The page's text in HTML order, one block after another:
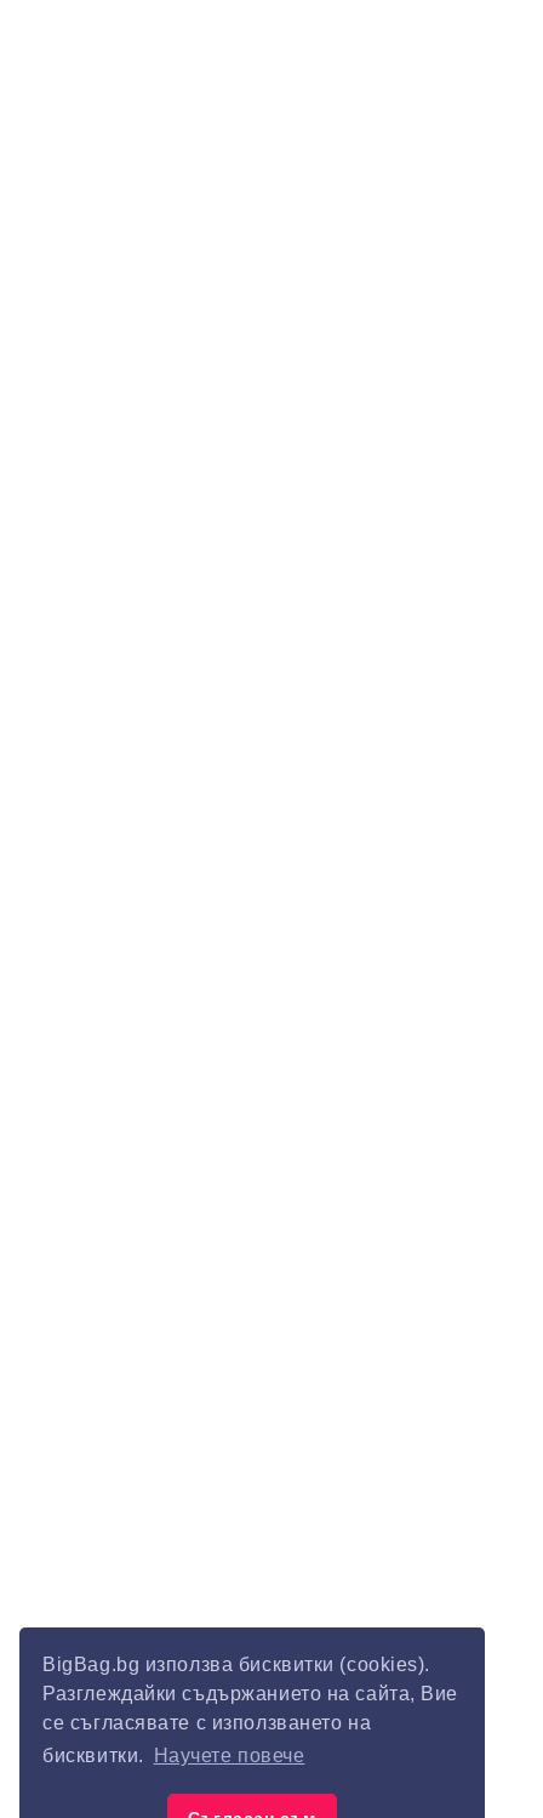
BigBag.bg използва бисквитки (cookies).
Разглеждайки съдържанието на сайта, Вие
се съгласявате с използването на
бисквитки.
Научете повече